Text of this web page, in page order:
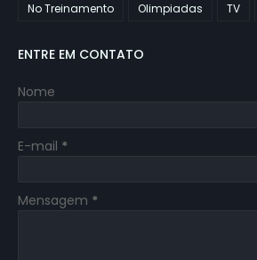
No Treinamento
Olimpiadas TV
ENTRE EM CONTATO
Nome
E-mail *
Mensagem *